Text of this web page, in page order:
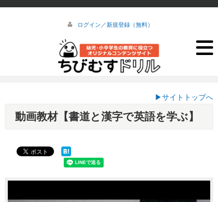
ログイン／新規登録（無料）
▶サイトトップへ
動画教材【書道と漢字で英語を学ぶ】